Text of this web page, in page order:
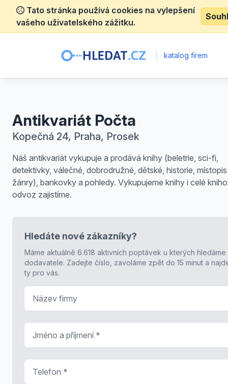
Tato stránka používá cookies na vylepšení
vašeho uživatelského zážitku.
katalog firem
Antikvariát Počta
Kopečná 24, Praha, Prosek
Náš antikvariát vykupuje a prodává knihy (beletrie, sci-fi,
detektivky, válečné, dobrodružné, dětské, historie,
žánry), bankovky a pohledy. Vykupujeme knihy i celé
odvoz zajistíme.
Hledáte nové zákazníky?
Máme aktuálně 6.618 aktivních poptávek u kterých hledáme
dodavatele. Zadejte číslo, zavoláme zpět do 15 minut a
ty pro vás.